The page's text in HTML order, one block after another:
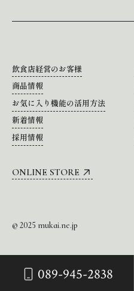
089-945-2838
飲食店経営のお客様
商品情報
お気に入り機能の活用方法
新着情報
採用情報
ONLINE STORE
© 2025 mukai.ne.jp